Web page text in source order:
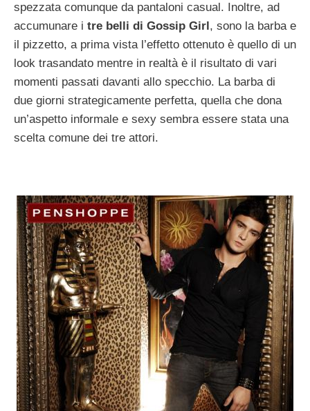
spezzata comunque da pantaloni casual. Inoltre, ad
accumunare i tre belli di Gossip Girl, sono la barba e
il pizzetto, a prima vista l’effetto ottenuto è quello di un
look trasandato mentre in realtà è il risultato di vari
momenti passati davanti allo specchio. La barba di
due giorni strategicamente perfetta, quella che dona
un’aspetto informale e sexy sembra essere stata una
scelta comune dei tre attori.